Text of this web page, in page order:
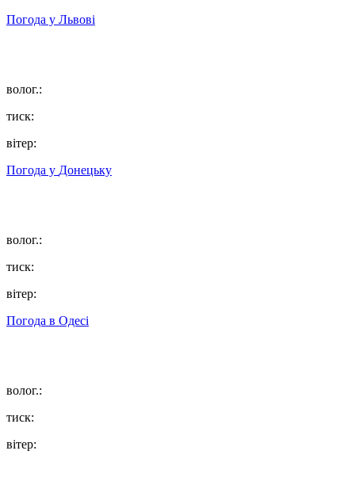
Погода у Львові
волог.:
тиск:
вітер:
Погода у Донецьку
волог.:
тиск:
вітер:
Погода в Одесі
волог.:
тиск:
вітер: